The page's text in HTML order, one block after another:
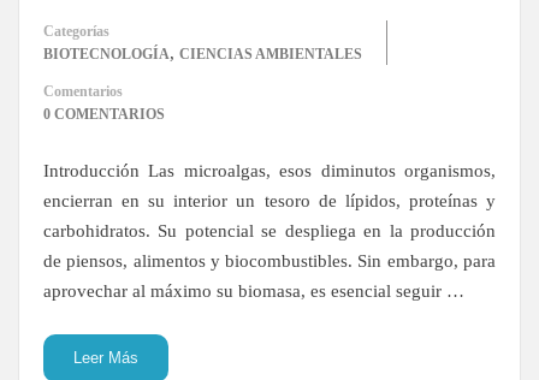
Categorías
BIOTECNOLOGÍA, CIENCIAS AMBIENTALES
Comentarios
0 COMENTARIOS
Introducción Las microalgas, esos diminutos organismos,
encierran en su interior un tesoro de lípidos, proteínas y
carbohidratos. Su potencial se despliega en la producción
de piensos, alimentos y biocombustibles. Sin embargo, para
aprovechar al máximo su biomasa, es esencial seguir …
Leer Más